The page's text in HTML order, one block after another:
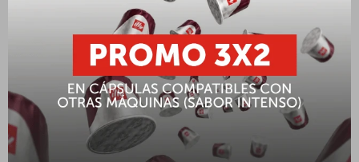
5. Elegí el método de envío
Ofrecemos envío a todo el país. Seleccioná la opción de entrega que
mejor se adapte a vos.
6. Seleccioná tu forma de pago
Seleccioná tu medio de pago favorito. Una vez confirmado el pago,
recibirás un mail con el detalle de tu compra.